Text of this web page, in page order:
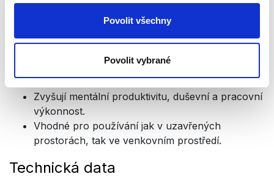
Povolit všechny
Povolit vybrané
Eliminují a převádějí vysokou energii UV záření a
optimální vlnovou délku.
Zlepšují ostrost zraku a zmírňují únavu očí.
Zvyšují mentální produktivitu, duševní a pracovní
výkonnost.
Vhodné pro používání jak v uzavřených
prostorách, tak ve venkovním prostředí.
Technická data